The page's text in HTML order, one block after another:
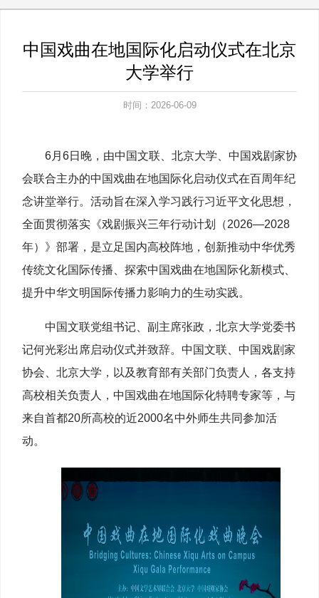
中国戏曲在地国际化启动仪式在北京
大学举行
时间：2026-06-09
6月6日晚，由中国文联、北京大学、中国戏剧家协
会联合主办的中国戏曲在地国际化启动仪式在百周年纪
念讲堂举行。活动旨在深入学习践行习近平文化思想，
全面贯彻落实《戏剧振兴三年行动计划（2026—2028
年）》部署，是立足国内高校阵地，创新推动中华优秀
传统文化国际传播、探索中国戏曲在地国际化新模式、
提升中华文明国际传播力影响力的生动实践。
中国文联党组书记、副主席张政，北京大学党委书
记何光彩出席启动仪式并致辞。中国文联、中国戏剧家
协会、北京大学，以及教育部有关部门负责人，各支持
高校相关负责人，中国戏曲在地国际化特聘专家等，与
来自首都20所高校的近2000名中外师生共同参加活
动。